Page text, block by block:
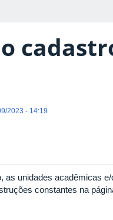
2023 - 14:19
as unidades acadêmicas
constantes na